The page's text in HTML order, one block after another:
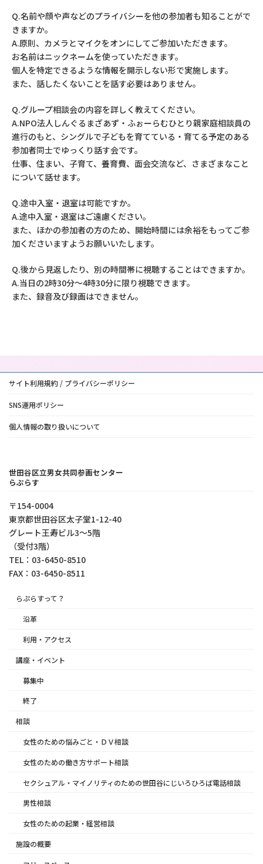
Q.名前や顔や声などのプライバシーを他の参加者も知ることがで
きますか。
A.原則、カメラとマイクをオンにしてご参加いただきます。
お名前はニックネームを使っていただきます。
個人を特定できるような情報を開示しない形で実施します。
また、話したくないことを話す必要はありません。
Q.グループ相談会の内容を詳しく教えてください。
A.NPO法人しんぐるまざあず・ふぉーらむひとり親家庭相談員の
進行のもと、シングルで子どもを育てている・育てる予定のある
参加者同士でゆっくり話す会です。
仕事、住まい、子育て、養育費、面会交流など、さまざまなこと
について話せます。
Q.途中入室・退室は可能ですか。
A.途中入室・退室はご遠慮ください。
また、ほかの参加者の方のため、開始時間には余裕をもってご参
加くださいますようお願いいたします。
Q.後から見返したり、別の時間帯に視聴することはできますか。
A.当日の2時30分～4時30分に限り視聴できます。
また、録音及び録画はできません。
サイト利用規約 / プライバシーポリシー
SNS運用ポリシー
個人情報の取り扱いについて
世田谷区立男女共同参画センター
らぷらす
〒154-0004
東京都世⽥⾕区太⼦堂1-12-40
グレート王寿ビル3～5階
（受付3階）
TEL：03-6450-8510
FAX：03-6450-8511
らぷらすって？
沿革
利用・アクセス
講座・イベント
募集中
終了
相談
女性のための悩みごと・ＤＶ相談
女性のための働き方サポート相談
セクシュアル・マイノリティのための世田谷にじいろひろば電話相談
男性相談
女性のための起業・経営相談
施設の概要